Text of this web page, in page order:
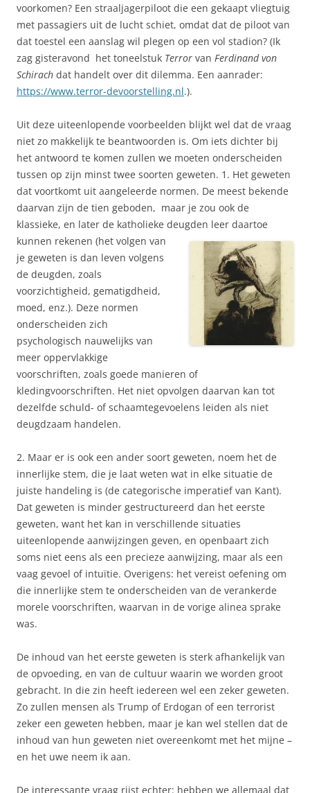
voorkomen? Een straaljagerpiloot die een gekaapt vliegtuig
met passagiers uit de lucht schiet, omdat dat de piloot van
dat toestel een aanslag wil plegen op een vol stadion? (Ik
zag gisteravond het toneelstuk Terror van Ferdinand von
Schirach dat handelt over dit dilemma. Een aanrader:
https://www.terror-devoorstelling.nl.).
Uit deze uiteenlopende voorbeelden blijkt wel dat de vraag
niet zo makkelijk te beantwoorden is. Om iets dichter bij
het antwoord te komen zullen we moeten onderscheiden
tussen op zijn minst twee soorten geweten. 1. Het geweten
dat voortkomt uit aangeleerde normen. De meest bekende
daarvan zijn de tien geboden, maar je zou ook de
klassieke, en later de katholieke deugden leer daartoe
kunnen rekenen (het volgen van
je geweten is dan leven volgens
de deugden, zoals
voorzichtigheid, gematigdheid,
moed, enz.). Deze normen
onderscheiden zich
psychologisch nauwelijks van
meer oppervlakkige
voorschriften, zoals goede manieren of
kledingvoorschriften. Het niet opvolgen daarvan kan tot
dezelfde schuld- of schaamtegevoelens leiden als niet
deugdzaam handelen.
2. Maar er is ook een ander soort geweten, noem het de
innerlijke stem, die je laat weten wat in elke situatie de
juiste handeling is (de categorische imperatief van Kant).
Dat geweten is minder gestructureerd dan het eerste
geweten, want het kan in verschillende situaties
uiteenlopende aanwijzingen geven, en openbaart zich
soms niet eens als een precieze aanwijzing, maar als een
vaag gevoel of intuïtie. Overigens: het vereist oefening om
die innerlijke stem te onderscheiden van de verankerde
morele voorschriften, waarvan in de vorige alinea sprake
was.
De inhoud van het eerste geweten is sterk afhankelijk van
de opvoeding, en van de cultuur waarin we worden groot
gebracht. In die zin heeft iedereen wel een zeker geweten.
Zo zullen mensen als Trump of Erdogan of een terrorist
zeker een geweten hebben, maar je kan wel stellen dat de
inhoud van hun geweten niet overeenkomt met het mijne –
en het uwe neem ik aan.
De interessante vraag rijst echter: hebben we allemaal dat